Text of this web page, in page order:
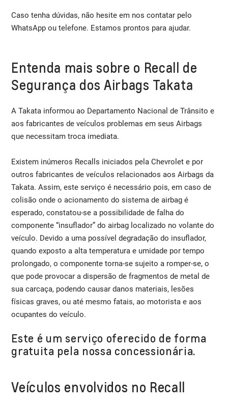
Caso tenha dúvidas, não hesite em nos contatar pelo
WhatsApp ou telefone. Estamos prontos para ajudar.
Entenda mais sobre o Recall de
Segurança dos Airbags Takata
A Takata informou ao Departamento Nacional de Trânsito e
aos fabricantes de veículos problemas em seus Airbags
que necessitam troca imediata.
Existem inúmeros Recalls iniciados pela Chevrolet e por
outros fabricantes de veículos relacionados aos Airbags da
Takata. Assim, este serviço é necessário pois, em caso de
colisão onde o acionamento do sistema de airbag é
esperado, constatou-se a possibilidade de falha do
componente “insuflador” do airbag localizado no volante do
veículo. Devido a uma possível degradação do insuflador,
quando exposto a alta temperatura e umidade por tempo
prolongado, o componente torna-se sujeito a romper-se, o
que pode provocar a dispersão de fragmentos de metal de
sua carcaça, podendo causar danos materiais, lesões
físicas graves, ou até mesmo fatais, ao motorista e aos
ocupantes do veículo.
Este é um serviço oferecido de forma
gratuita pela nossa concessionária.
Veículos envolvidos no Recall